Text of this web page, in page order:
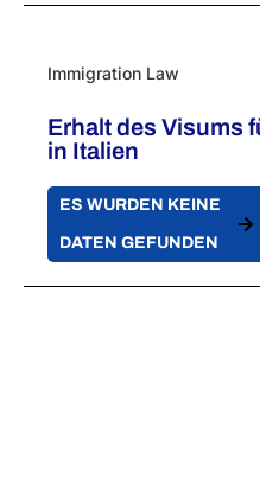
Immigration Law
Erhalt des Visums
in Italien
ES WURDEN KEINE
DATEN GEFUNDEN